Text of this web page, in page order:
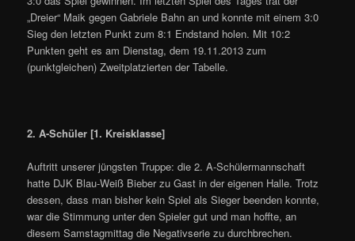
„Dreier“ Maik gegen Gabriele Bahn an und konnte mit einem 3:0
Sieg den letzten Punkt zum 8:1 Endstand holen. Mit 10:2
Punkten geht es am Dienstag, dem 19.11.2013 zum
(punktgleichen) Zweitplatzierten der Tabelle.
2. A-Schüler [1. Kreisklasse]
Auftritt unserer jüngsten Truppe: die 2. A-Schülermannschaft
hatte DJK Blau-Weiß Bieber zu Gast in der eigenen Halle. Trotz
dessen, dass man bisher kein Spiel als Sieger beenden konnte,
war die Stimmung unter den Spieler gut und man hoffte, an
diesem Samstagmittag die Negativserie zu durchbrechen.